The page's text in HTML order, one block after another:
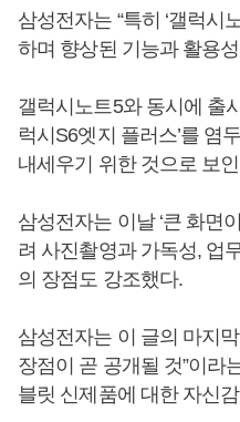
삼성전자는 “특히 ‘갤럭시
하며 향상된 기능과 활용
갤럭시노트5와 동시에 출
럭시S6엣지 플러스’를 염
내세우기 위한 것으로 보
삼성전자는 이날 ‘큰 화면
려 사진촬영과 가독성, 업
의 장점도 강조했다.
삼성전자는 이 글의 마지
장점이 곧 공개될 것”이라
블릿 신제품에 대한 자신